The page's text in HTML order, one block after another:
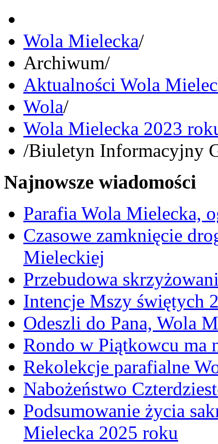
Wola Mielecka/
Archiwum/
Aktualności Wola
Wola/
Wola Mielecka 2023
/Biuletyn Informacyjny
Najnowsze wiadomości
Parafia Wola Mielecka,
Czasowe zamknięcie
Mieleckiej
Przebudowa
Intencje Mszy świętych
Odeszli do Pana, Wola
Rondo w Piątkowcu ma
Rekolekcje parafialne
Nabożeństwo
Podsumowanie życia
Mielecka 2025 roku